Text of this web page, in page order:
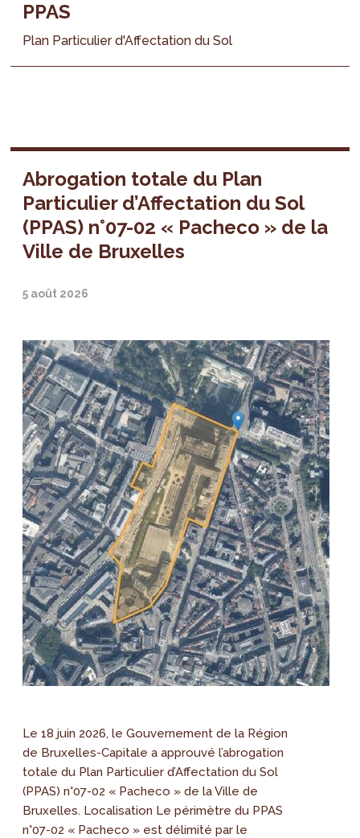
PPAS
Plan Particulier d'Affectation du Sol
Abrogation totale du Plan
Particulier d’Affectation du Sol
(PPAS) n°07-02 « Pacheco » de la
Ville de Bruxelles
5 août 2026
Le 18 juin 2026, le Gouvernement de la Région
de Bruxelles-Capitale a approuvé l’abrogation
totale du Plan Particulier d’Affectation du Sol
(PPAS) n°07-02 « Pacheco » de la Ville de
Bruxelles. Localisation Le périmètre du PPAS
n°07-02 « Pacheco » est délimité par le